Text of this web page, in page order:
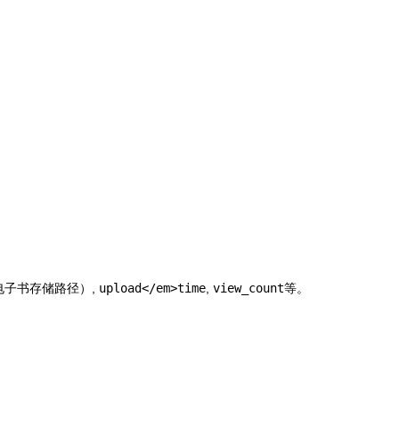
子书存储路径）, upload</em>time view_count等。